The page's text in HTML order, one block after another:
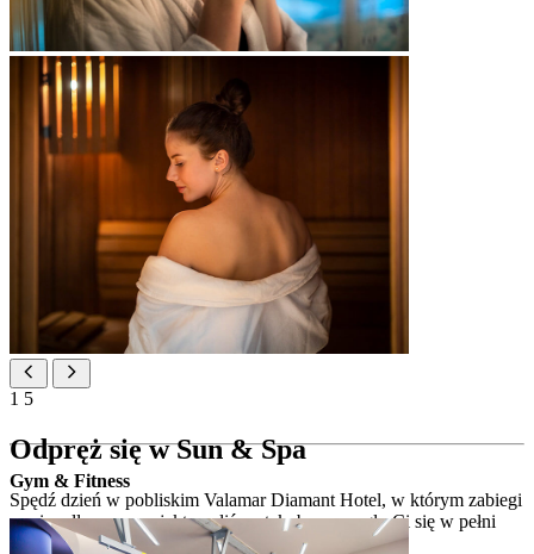
1 5
Odpręż się w Sun & Spa
Spędź dzień w pobliskim Valamar Diamant Hotel, w którym zabiegi
spa i wellness zaprojektowaliśmy tak, by pomogły Ci się w pełni
odprężyć i zregenerować.
Gym & Fitness